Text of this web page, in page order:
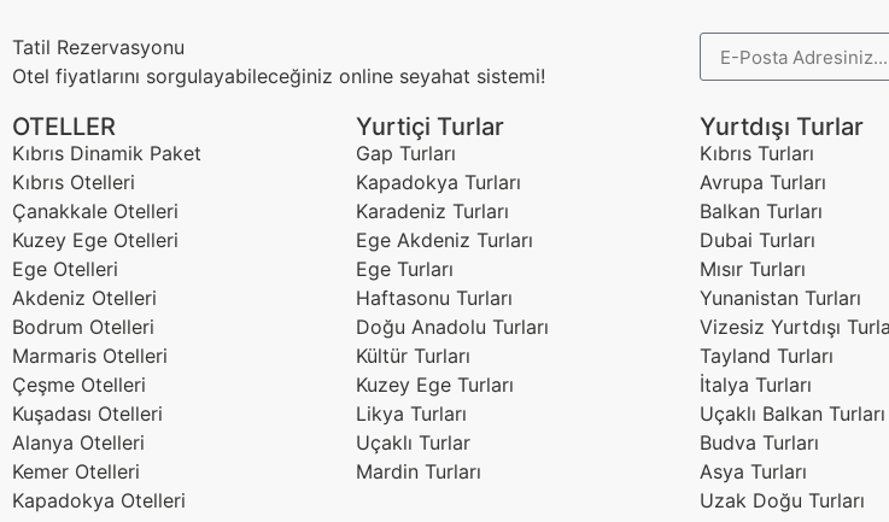
Tatil Rezervasyonu
Otel fiyatlarını sorgulayabileceğiniz online seyahat sistemi!
OTELLER
Kıbrıs Dinamik Paket
Kıbrıs Otelleri
Çanakkale Otelleri
Kuzey Ege Otelleri
Ege Otelleri
Akdeniz Otelleri
Bodrum Otelleri
Marmaris Otelleri
Çeşme Otelleri
Kuşadası Otelleri
Alanya Otelleri
Kemer Otelleri
Kapadokya Otelleri
Yurtiçi Turlar
Gap Turları
Kapadokya Turları
Karadeniz Turları
Ege Akdeniz Turları
Ege Turları
Haftasonu Turları
Doğu Anadolu Turları
Kültür Turları
Kuzey Ege Turları
Likya Turları
Uçaklı Turlar
Mardin Turları
Yurtdışı Turlar
Kıbrıs Turları
Avrupa Turları
Balkan Turları
Dubai Turları
Mısır Turları
Yunanistan Turları
Vizesiz Yurtdışı
Tayland Turları
İtalya Turları
Uçaklı Balkan Turları
Budva Turları
Asya Turları
Uzak Doğu Turları